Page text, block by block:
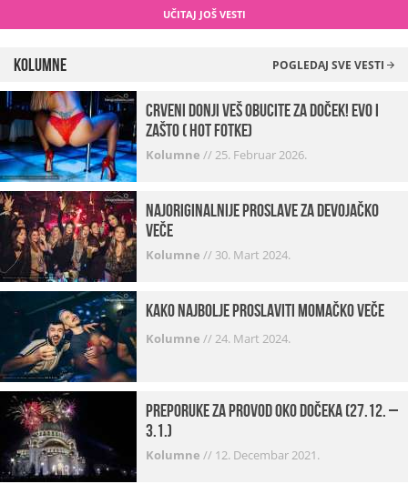
UČITAJ JOŠ VESTI
Kolumne POGLEDAJ SVE VESTI
Crveni donji veš obucite za doček! Evo i
zašto ( hot fotke)
Kolumne //25. Februar 2026.
Najoriginalnije proslave za devojačko
veče
Kolumne // 30. Mart 2024.
Kako najbolje proslaviti momačko veče
Kolumne //24. Mart 2024.
Preporuke za provod oko dočeka (27.12. –
3.1.)
Kolumne // 12. Decembar 2021.